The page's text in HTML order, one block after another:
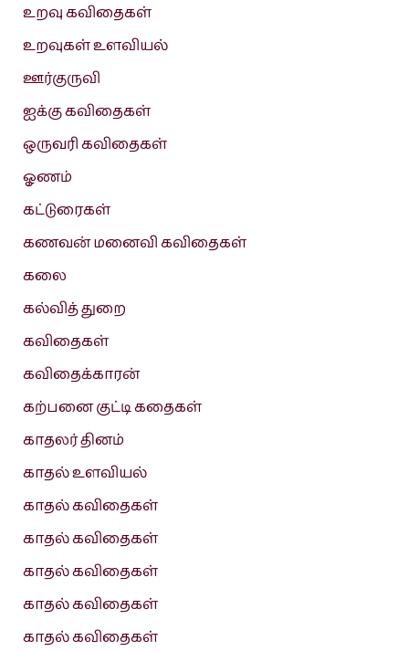
உறவு கவிதைகள்
உறவுகள் உளவியல்
ஊர்குருவி
ஐக்கு கவிதைகள்
ஒருவரி கவிதைகள்
ஓணம்
கட்டுரைகள்
கணவன் மனைவி கவிதைகள்
கலை
கல்வித் துறை
கவிதைகள்
கவிதைக்காரன்
கற்பனை குட்டி கதைகள்
காதலர் தினம்
காதல் உளவியல்
காதல் கவிதைகள்
காதல் கவிதைகள்
காதல் கவிதைகள்
காதல் கவிதைகள்
காதல் கவிதைகள்